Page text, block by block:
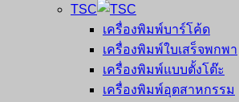
TSC
เครื่องพิมพ์บาร์โค้ด
เครื่องพิมพ์ใบเสร็จพกพา
เครื่องพิมพ์แบบตั้งโต๊ะ
เครื่องพิมพ์อุตสาหกรรม